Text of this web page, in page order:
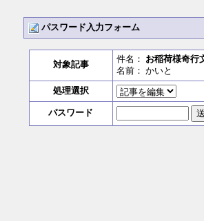
パスワード入力フォーム
対象記事
件名：
お稲荷様奇
名前： かいと
処理選択
パスワード